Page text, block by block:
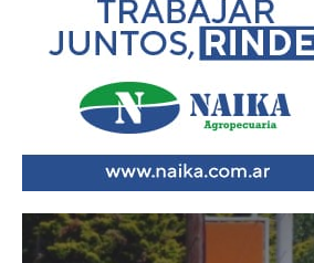
Reproductor
de